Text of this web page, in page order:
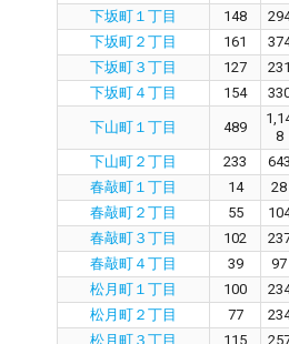
下坂町１丁目
148
下坂町２丁目
161
下坂町３丁目
127 231
下坂町４丁目
154
下山町１丁目 489
8
下山町２丁目 233 643
春敲町１丁目
14 28
春敲町２丁目
55
春敲町３丁目
102
春敲町４丁目
39 97
松月町１丁目
100
松月町２丁目
77
松月町３丁目
115